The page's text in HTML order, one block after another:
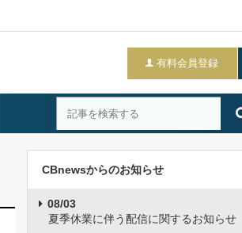
有料会員登録
CBnewsからのお知らせ
08/03
夏季休業に伴う配信に関するお知らせ